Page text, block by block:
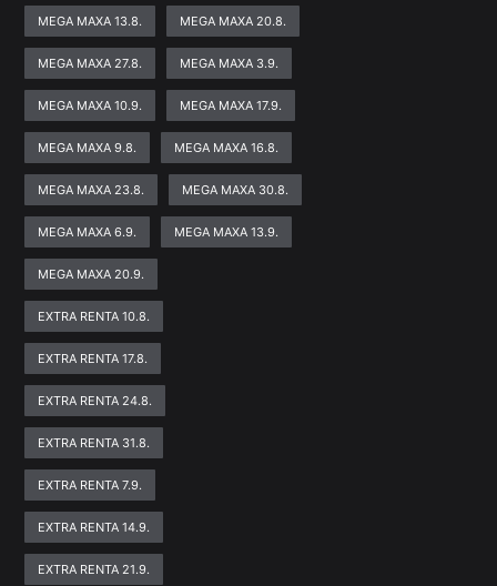
MEGA MAXA 13.8. MEGA MAXA 20.8.
MEGA MAXA 27.8. MEGA MAXA 3.9.
MEGA MAXA 10.9. MEGA MAXA 17.9.
MEGA MAXA 9.8. MEGA MAXA 16.8.
MEGA MAXA 23.8. MEGA MAXA 30.8.
MEGA MAXA 6.9. MEGA MAXA 13.9.
MEGA MAXA 20.9.
EXTRA RENTA 10.8.
EXTRA RENTA 17.8.
EXTRA RENTA 24.8.
EXTRA RENTA 31.8.
EXTRA RENTA 7.9.
EXTRA RENTA 14.9.
EXTRA RENTA 21.9.